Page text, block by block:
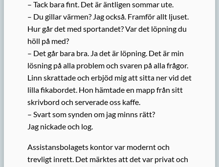
– Tack bara fint. Det är äntligen sommar ute.
– Du gillar värmen? Jag också. Framför allt ljuset.
Hur går det med sportandet? Var det löpning du
höll på med?
– Det går bara bra. Ja det är löpning. Det är min
lösning på alla problem och svaren på alla frågor.
Linn skrattade och erbjöd mig att sitta ner vid det
lilla fikabordet. Hon hämtade en mapp från sitt
skrivbord och serverade oss kaffe.
– Svart som synden om jag minns rätt?
Jag nickade och log.
Assistansbolagets kontor var modernt och
trevligt inrett. Det märktes att det var privat och